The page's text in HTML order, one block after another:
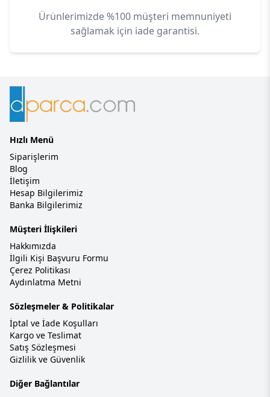
Ürünlerimizde %100 müşteri memnuniyeti
sağlamak için iade garantisi.
Hızlı Menü
Siparişlerim
Blog
İletişim
Hesap Bilgilerimiz
Banka Bilgilerimiz
Müşteri İlişkileri
Hakkımızda
İlgili Kişi Başvuru Formu
Çerez Politikası
Aydınlatma Metni
Sözleşmeler & Politikalar
İptal ve İade Koşulları
Kargo ve Teslimat
Satış Sözleşmesi
Gizlilik ve Güvenlik
Diğer Bağlantılar